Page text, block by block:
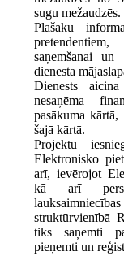
sugu mežaudzēs.
Plašāku
saņemšanai
dienesta
Dienests
nesaņēma
pasākuma kārtā,
šajā kārtā.
Projektu
Elektronisko
arī, ievērojot
kā arī
struktūrvienībā
tiks saņemti
pieņemti un